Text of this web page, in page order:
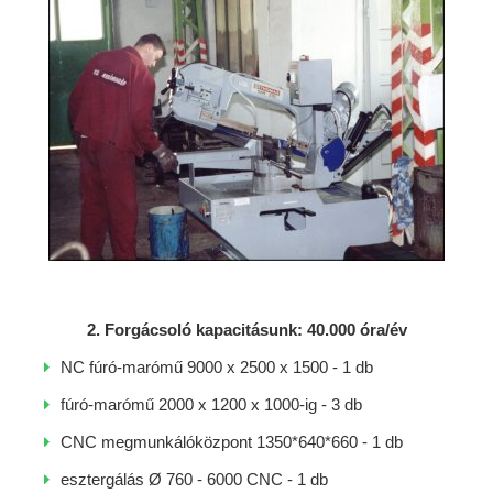
2. Forgácsoló kapacitásunk: 40.000 óra/év
NC fúró-marómű 9000 x 2500 x 1500 - 1 db
fúró-marómű 2000 x 1200 x 1000-ig - 3 db
CNC megmunkálóközpont 1350*640*660 - 1 db
esztergálás Ø 760 - 6000 CNC - 1 db